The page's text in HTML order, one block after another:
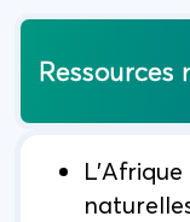
L'Afrique